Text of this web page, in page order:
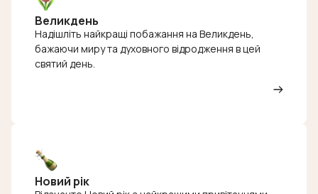
Великдень
Надішліть найкращі побажання на Великдень,
бажаючи миру та духовного відродження в цей
святий день.
Новий рік